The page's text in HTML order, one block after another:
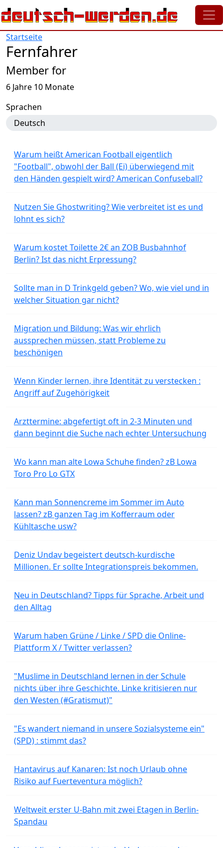
Direkt zum Inhalt
Startseite
Fernfahrer
Member for
6 Jahre 10 Monate
Sprachen
Deutsch
Warum heißt American Football eigentlich
"Football", obwohl der Ball (Ei) überwiegend mit
den Händen gespielt wird? American Confuseball?
Nutzen Sie Ghostwriting? Wie verbreitet ist es und
lohnt es sich?
Warum kostet Toilette 2€ an ZOB Busbahnhof
Berlin? Ist das nicht Erpressung?
Sollte man in D Trinkgeld geben? Wo, wie viel und in
welcher Situation gar nicht?
Migration und Bildung: Was wir ehrlich
aussprechen müssen, statt Probleme zu
beschönigen
Wenn Kinder lernen, ihre Identität zu verstecken :
Angriff auf Zugehörigkeit
Arzttermine: abgefertigt oft in 2-3 Minuten und
dann beginnt die Suche nach echter Untersuchung
Wo kann man alte Lowa Schuhe finden? zB Lowa
Toro Pro Lo GTX
Kann man Sonnencreme im Sommer im Auto
lassen? zB ganzen Tag im Kofferraum oder
Kühltasche usw?
Deniz Undav begeistert deutsch-kurdische
Millionen. Er sollte Integrationspreis bekommen.
Neu in Deutschland? Tipps für Sprache, Arbeit und
den Alltag
Warum haben Grüne / Linke / SPD die Online-
Plattform X / Twitter verlassen?
"Muslime in Deutschland lernen in der Schule
nichts über ihre Geschichte. Linke kritisieren nur
den Westen (#Gratismut)"
"Es wandert niemand in unsere Sozialsysteme ein"
(SPD) : stimmt das?
Hantavirus auf Kanaren: Ist noch Urlaub ohne
Risiko auf Fuerteventura möglich?
Weltweit erster U-Bahn mit zwei Etagen in Berlin-
Spandau